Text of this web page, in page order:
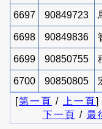
6697 90849723
6698 90849836
6699 90850755
6700 90850805
[第一頁 / 上一頁]
下一頁 / 最